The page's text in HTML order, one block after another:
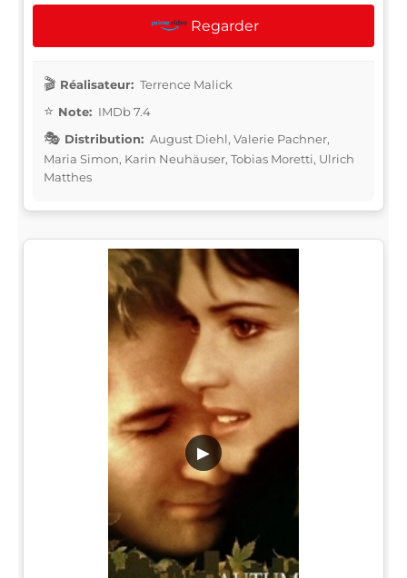
Regarder
Réalisateur: Terrence Malick
Note: IMDb 7.4
Distribution: August Diehl, Valerie Pachner,
Maria Simon, Karin Neuhäuser, Tobias Moretti, Ulrich
Matthes
▶